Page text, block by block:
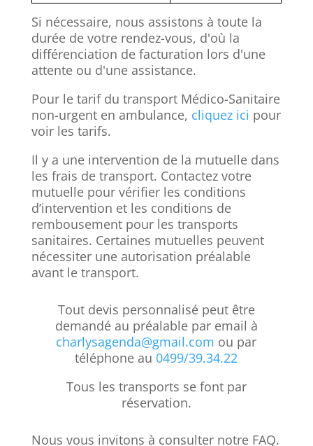
Si nécessaire, nous assistons à toute la
durée de votre rendez-vous, d'où la
différenciation de facturation lors d'une
attente ou d'une assistance.
Pour le tarif du transport Médico-Sanitaire
non-urgent en ambulance, cliquez ici pour
voir les tarifs.
Il y a une intervention de la mutuelle dans
les frais de transport. Contactez votre
mutuelle pour vérifier les conditions
d’intervention et les conditions de
rembousement pour les transports
sanitaires. Certaines mutuelles peuvent
nécessiter une autorisation préalable
avant le transport.
Tout devis personnalisé peut être
demandé au préalable par email à
charlysagenda@gmail.com ou par
téléphone au 0499/39.34.22
Tous les transports se font par
réservation.
Nous vous invitons à consulter notre FAQ.